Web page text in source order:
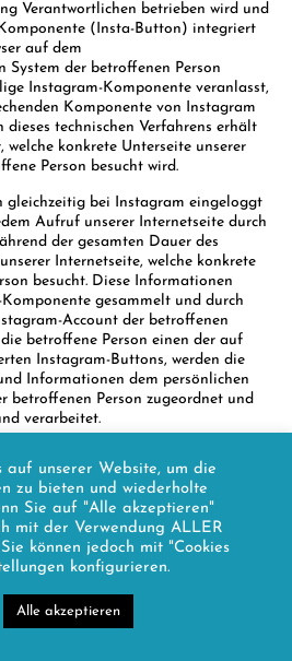
Verantwortlichen betrieben wird und
(Insta-Button) integriert
auf dem
System der betroffenen Person
Instagram-Komponente veranlasst,
Komponente von Instagram
dieses technischen Verfahrens erhält
konkrete Unterseite unserer
Person besucht wird.
gleichzeitig bei Instagram eingeloggt
Aufruf unserer Internetseite durch
der gesamten Dauer des
Internetseite, welche konkrete
besucht. Diese Informationen
gesammelt und durch
Account der betroffenen
betroffene Person einen der auf
Instagram-Buttons, werden die
Informationen dem persönlichen
betroffenen Person zugeordnet und
verarbeitet.
betroffene Person unsere
die betroffene Person zum
Internetseite gleichzeitig bei
findet unabhängig davon statt, ob
Komponente anklickt oder
dieser Informationen an
Person nicht gewollt, kann diese die
dass sie sich vor einem Aufruf
Instagram-Account ausloggt.
auf unserer Website, um die
zu bieten und wiederholte
Sie auf "Alle akzeptieren"
mit der Verwendung ALLER
können jedoch mit "Cookies
konfigurieren.
Alle akzeptieren